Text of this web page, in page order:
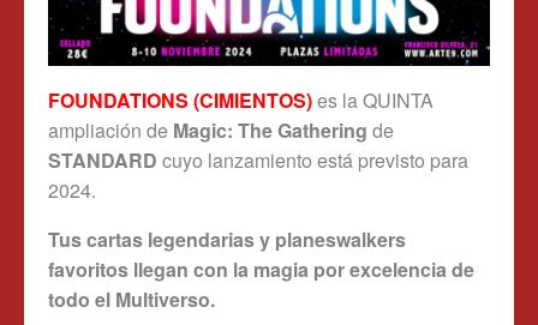
FOUNDATIONS (CIMIENTOS)es la QUINTA
ampliación de Magic: The Gathering de
STANDARD cuyo lanzamiento está previsto para
2024.
Tus cartas legendarias y planeswalkers
favoritos llegan con la magia por excelencia de
todo el Multiverso.